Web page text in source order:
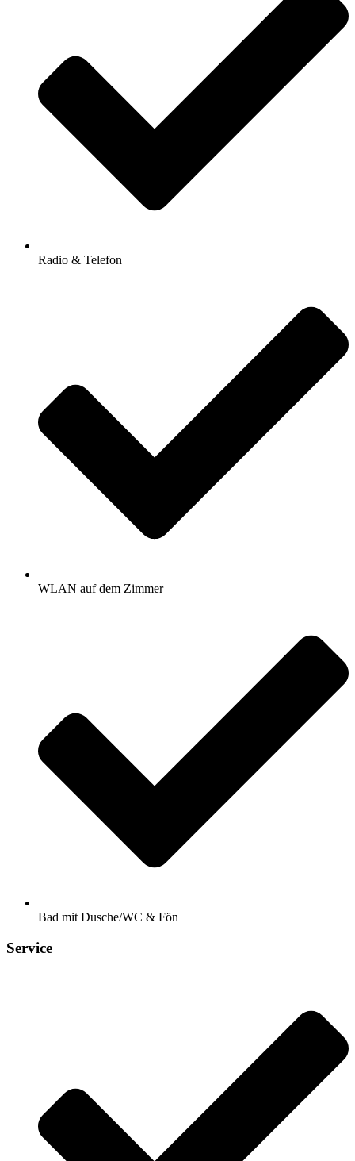
Radio & Telefon
WLAN auf dem Zimmer
Bad mit Dusche/WC & Fön
Service